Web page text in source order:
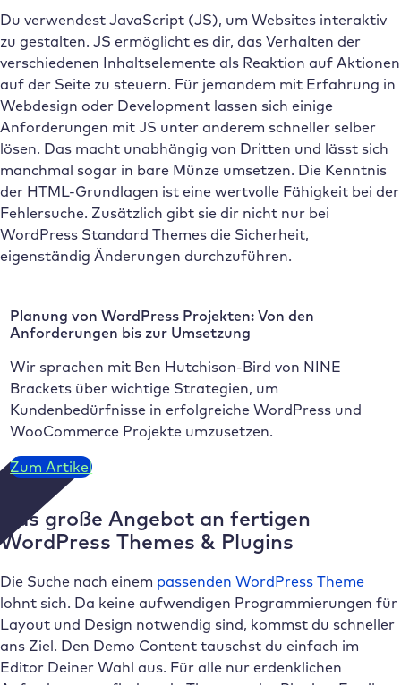
Du verwendest JavaScript (JS), um Websites interaktiv
zu gestalten. JS ermöglicht es dir, das Verhalten der
verschiedenen Inhaltselemente als Reaktion auf Aktionen
auf der Seite zu steuern. Für jemandem mit Erfahrung in
Webdesign oder Development lassen sich einige
Anforderungen mit JS unter anderem schneller selber
lösen. Das macht unabhängig von Dritten und lässt sich
manchmal sogar in bare Münze umsetzen. Die Kenntnis
der HTML-Grundlagen ist eine wertvolle Fähigkeit bei der
Fehlersuche. Zusätzlich gibt sie dir nicht nur bei
WordPress Standard Themes die Sicherheit,
eigenständig Änderungen durchzuführen.
Planung von WordPress Projekten: Von den
Anforderungen bis zur Umsetzung
Wir sprachen mit Ben Hutchison-Bird von NINE
Brackets über wichtige Strategien, um
Kundenbedürfnisse in erfolgreiche WordPress und
WooCommerce Projekte umzusetzen.
Zum Artikel
Das große Angebot an fertigen
WordPress Themes & Plugins
Die Suche nach einem passenden WordPress Theme
lohnt sich. Da keine aufwendigen Programmierungen für
Layout und Design notwendig sind, kommst du schneller
ans Ziel. Den Demo Content tauschst du einfach im
Editor Deiner Wahl aus. Für alle nur erdenklichen